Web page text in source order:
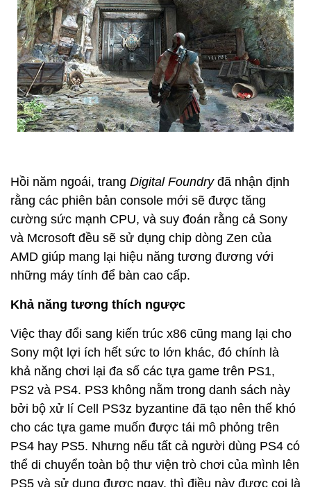
Hồi năm ngoái, trang Digital Foundryđã nhận định
rằng các phiên bản console mới sẽ được tăng
cường sức mạnh CPU, và suy đoán rằng cả Sony
và Mcrosoft đều sẽ sử dụng chip dòng Zen của
AMD giúp mang lại hiệu năng tương đương với
những máy tính để bàn cao cấp.
Khả năng tương thích ngược
Việc thay đổi sang kiến trúc x86 cũng mang lại cho
Sony một lợi ích hết sức to lớn khác, đó chính là
khả năng chơi lại đa số các tựa game trên PS1,
PS2 và PS4. PS3 không nằm trong danh sách này
bởi bộ xử lí Cell PS3z byzantine đã tạo nên thế khó
cho các tựa game muốn được tái mô phỏng trên
PS4 hay PS5. Nhưng nếu tất cả người dùng PS4 có
thể di chuyển toàn bộ thư viện trò chơi của mình lên
PS5 và sử dụng được ngay, thì điều này được coi là